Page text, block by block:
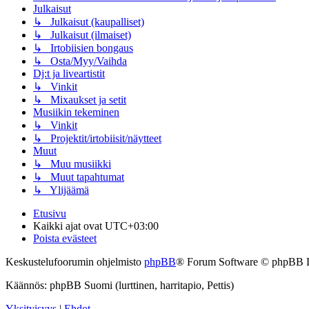
Julkaisut
↳ Julkaisut (kaupalliset)
↳ Julkaisut (ilmaiset)
↳ Irtobiisien bongaus
↳ Osta/Myy/Vaihda
Dj:t ja liveartistit
↳ Vinkit
↳ Mixaukset ja setit
Musiikin tekeminen
↳ Vinkit
↳ Projektit/irtobiisit/näytteet
Muut
↳ Muu musiikki
↳ Muut tapahtumat
↳ Ylijäämä
Etusivu
Kaikki ajat ovat UTC+03:00
Poista evästeet
Keskustelufoorumin ohjelmisto phpBB® Forum Software © phpBB
Käännös: phpBB Suomi (lurttinen, harritapio, Pettis)